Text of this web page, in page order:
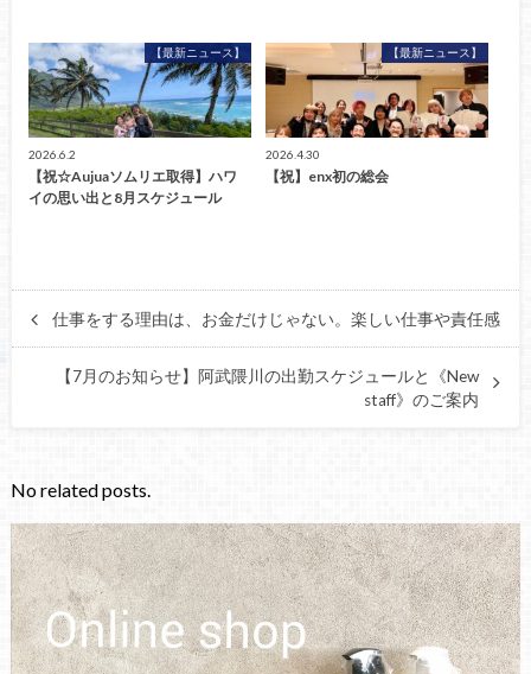
【最新ニュース】
2026.6.2
【祝☆Aujuaソムリエ取得】ハワ
イの思い出と8月スケジュール
【最新ニュース】
2026.4.30
【祝】enx初の総会
仕事をする理由は、お金だけじゃない。楽しい仕事や責任感
【7月のお知らせ】阿武隈川の出勤スケジュールと《New
staff》のご案内
No related posts.